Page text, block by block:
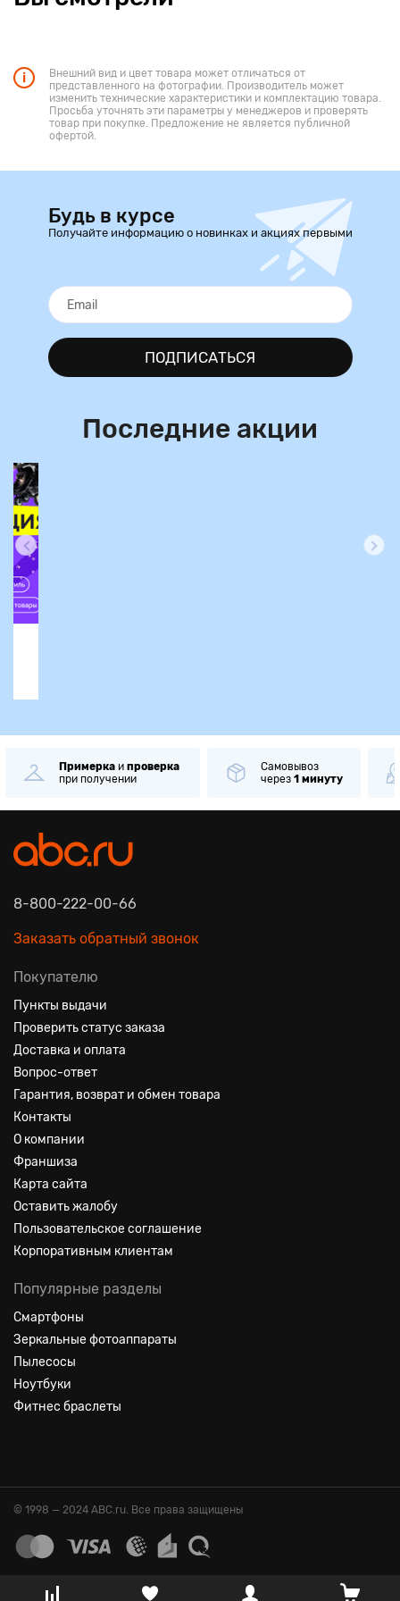
Внешний вид и цвет товара может отличаться от
представленного на фотографии. Производитель может
изменить технические характеристики и комплектацию товара.
Просьба уточнять эти параметры у менеджеров и проверять
товар при покупке. Предложение не является публичной
офертой.
Будь в курсе
Получайте информацию о новинках и акциях первыми
ПОДПИСАТЬСЯ
Последние акции
Самовывоз
через1 минуту
Более
62 000
пунктоввыдачи
8-800-222-00-66
Заказать обратный звонок
Покупателю
Пункты выдачи
Проверить статус заказа
Доставка и оплата
Вопрос-ответ
Гарантия, возврат и обмен товара
Контакты
О компании
Франшиза
Карта сайта
Оставить жалобу
Пользовательское соглашение
Корпоративным клиентам
Популярные разделы
Смартфоны
Зеркальные фотоаппараты
Пылесосы
Ноутбуки
Фитнес браслеты
© 1998 — 2024 ABC.ru. Все права защищены